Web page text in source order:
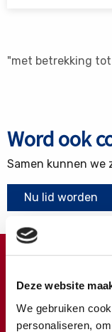
Deze website
We gebruiken
personaliseren,
"met betrekking
Word ook
Samen kunnen we
Nu lid worden
Meer weten over
Klik hier